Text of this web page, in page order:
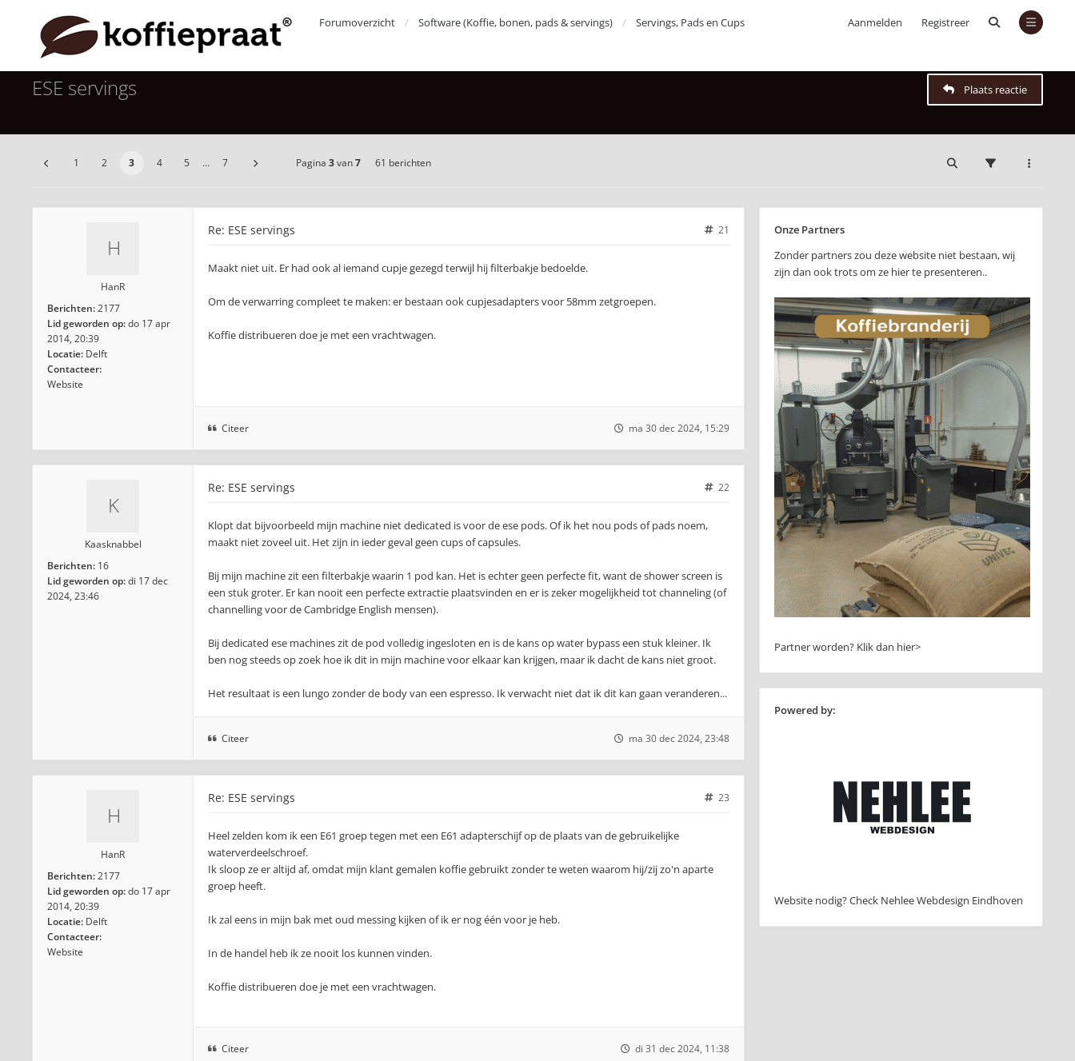
Aanmelden Registreer
Forumoverzicht Software (Koffie, bonen, pads & servings) Servings, Pads en Cups
ESE servings Plaats reactie
1 2 3 4 5 … 7 Pagina 3van7 61 berichten
HanR
Berichten:2177
Lid geworden op:do 17 apr
2014, 20:39
Locatie: Delft
Contacteer:
Website
Re: ESE servings 21
Maakt niet uit. Er had ook al iemand cupje gezegd terwijl hij filterbakje bedoelde.
Om de verwarring compleet te maken: er bestaan ook cupjesadapters voor 58mm zetgroepen.
Koffie distribueren doe je met een vrachtwagen.
Citeer ma 30 dec 2024, 15:29
Kaasknabbel
Berichten: 16
Lid geworden op:di 17 dec
2024, 23:46
Re: ESE servings 22
Klopt dat bijvoorbeeld mijn machine niet dedicated is voor de ese pods. Of ik het nou pods of pads noem,
maakt niet zoveel uit. Het zijn in ieder geval geen cups of capsules.
Bij mijn machine zit een filterbakje waarin 1 pod kan. Het is echter geen perfecte fit, want de shower screen is
een stuk groter. Er kan nooit een perfecte extractie plaatsvinden en er is zeker mogelijkheid tot channeling (of
channelling voor de Cambridge English mensen).
Bij dedicated ese machines zit de pod volledig ingesloten en is de kans op water bypass een stuk kleiner. Ik
ben nog steeds op zoek hoe ik dit in mijn machine voor elkaar kan krijgen, maar ik dacht de kans niet groot.
Het resultaat is een lungo zonder de body van een espresso. Ik verwacht niet dat ik dit kan gaan veranderen...
Citeer ma 30 dec 2024, 23:48
HanR
Berichten:2177
Lid geworden op:do 17 apr
2014, 20:39
Locatie: Delft
Contacteer:
Website
Re: ESE servings 23
Heel zelden kom ik een E61 groep tegen met een E61 adapterschijf op de plaats van de gebruikelijke
waterverdeelschroef.
Ik sloop ze er altijd af, omdat mijn klant gemalen koffie gebruikt zonder te weten waarom hij/zij zo'n aparte
groep heeft.
Ik zal eens in mijn bak met oud messing kijken of ik er nog één voor je heb.
In de handel heb ik ze nooit los kunnen vinden.
Koffie distribueren doe je met een vrachtwagen.
Citeer di 31 dec 2024, 11:38
Onze Partners
Zonder partners zou deze website niet bestaan, wij
zijn dan ook trots om ze hier te presenteren..
Partner worden? Klik dan hier>
Powered by:
Website nodig? Check Nehlee Webdesign Eindhoven